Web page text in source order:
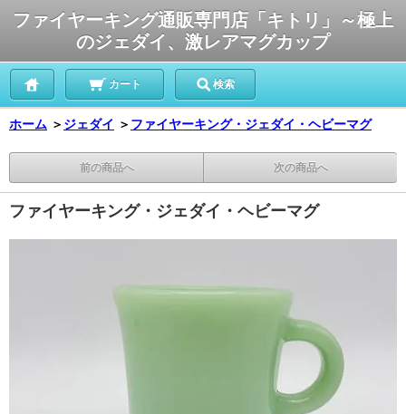
ファイヤーキング通販専門店「キトリ」～極上
のジェダイ、激レアマグカップ
カート 検索
ホーム ＞ ジェダイ ＞ ファイヤーキング・ジェダイ・ヘビーマグ
前の商品へ 次の商品へ
ファイヤーキング・ジェダイ・ヘビーマグ